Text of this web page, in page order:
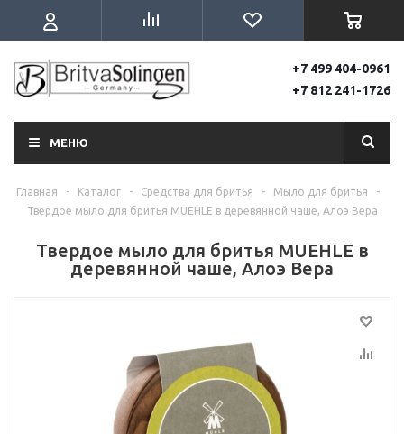
+7 499 404-0961
+7 812 241-1726
МЕНЮ
Главная - Каталог - Средства для бритья - Мыло для бритья
-
Твердое мыло для бритья MUEHLE в деревянной чаше, Алоэ Вера
Твердое мыло для бритья MUEHLE в
деревянной чаше, Алоэ Вера